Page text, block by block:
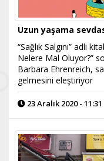
Uzun yaşama
“Sağlık Salgını” adlı
Nelere Mal Oluyor?”
Barbara Ehrenreich,
gelmesini eleştiriyor
23 Aralık 2020 - 11:31